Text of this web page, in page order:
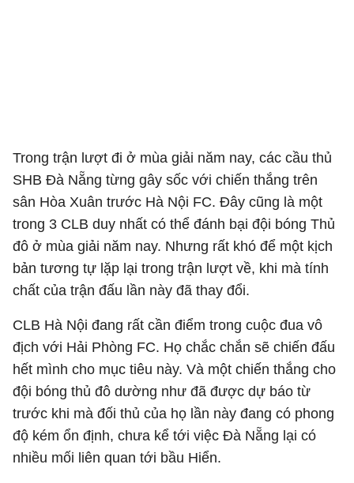
Trong trận lượt đi ở mùa giải năm nay, các cầu thủ
SHB Đà Nẵng từng gây sốc với chiến thắng trên
sân Hòa Xuân trước Hà Nội FC. Đây cũng là một
trong 3 CLB duy nhất có thể đánh bại đội bóng Thủ
đô ở mùa giải năm nay. Nhưng rất khó để một kịch
bản tương tự lặp lại trong trận lượt về, khi mà tính
chất của trận đấu lần này đã thay đổi.
CLB Hà Nội đang rất cần điểm trong cuộc đua vô
địch với Hải Phòng FC. Họ chắc chắn sẽ chiến đấu
hết mình cho mục tiêu này. Và một chiến thắng cho
đội bóng thủ đô dường như đã được dự báo từ
trước khi mà đối thủ của họ lần này đang có phong
độ kém ổn định, chưa kể tới việc Đà Nẵng lại có
nhiều mối liên quan tới bầu Hiển.